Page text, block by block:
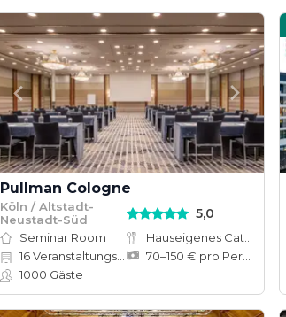
Pullman Cologne
Köln / Altstadt-
Neustadt-Süd
5,0
Seminar Room
16Veranstaltungsräume
1000 Gäste